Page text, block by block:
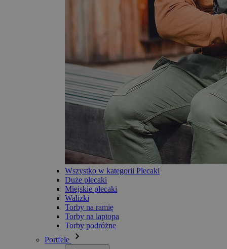
Wszystko w kategorii Plecaki
Duże plecaki
Miejskie plecaki
Walizki
Torby na ramię
Torby na laptopa
Torby podróżne
Portfele